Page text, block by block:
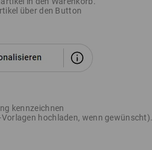
über den Button
kennzeichnen
hochladen, wenn gewünscht).